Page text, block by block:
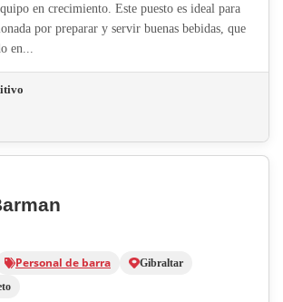
en crecimiento. Este puesto es ideal para
por preparar y servir buenas bebidas, que
en...
Personal de barra
Gibraltar